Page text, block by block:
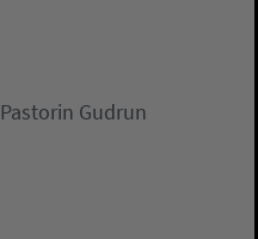
Pastorin Gudrun